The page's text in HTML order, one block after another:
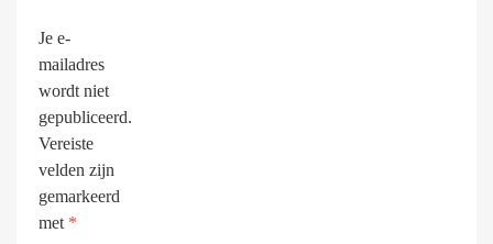
Je e-
mailadres
wordt niet
gepubliceerd.
Vereiste
velden zijn
gemarkeerd
met *